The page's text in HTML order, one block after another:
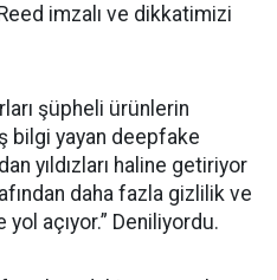
imzalı ve dikkatimizi
şüpheli ürünlerin
bilgi yayan deepfake
yıldızları haline getiriyor
daha fazla gizlilik ve
açıyor.” Deniliyordu.